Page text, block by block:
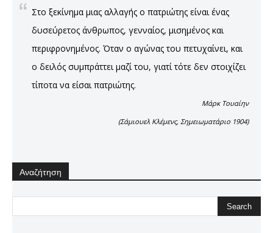
Στο ξεκίνημα μιας αλλαγής ο πατριώτης είναι ένας
δυσεύρετος άνθρωπος, γενναίος, μισημένος και
περιφρονημένος. Όταν ο αγώνας του πετυχαίνει, και
ο δειλός συμπράττει μαζί του, γιατί τότε δεν στοιχίζει
τίποτα να είσαι πατριώτης.
Μάρκ Τουαίην
(Σάμιουελ Κλέμενς, Σημειωματάριο 1904)
Αναζήτηση